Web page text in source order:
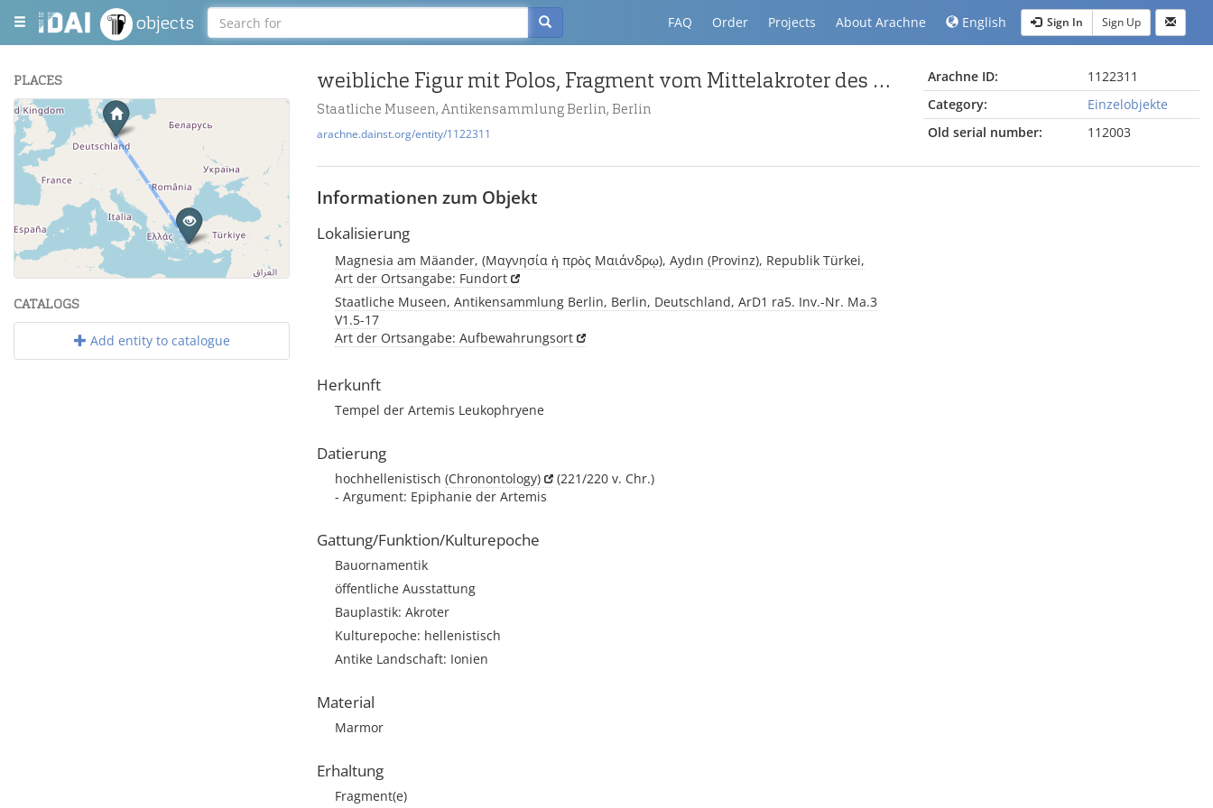
objects FAQ Order Projects About Arachne English Sign In Sign Up
PLACES
+
−
Leaflet | Maps and Data © OpenStreetMap
CATALOGS
Add entity to catalogue
weibliche Figur mit Polos, Fragment vom Mittelakroter des Artemis-Leukophryene-Tempels in Magnesia
Staatliche Museen, Antikensammlung Berlin, Berlin
arachne.dainst.org/entity/1122311
Arachne ID:
1122311
Category:
Einzelobjekte
Old serial number:
112003
Informationen zum Objekt
Lokalisierung
Magnesia am Mäander, (Μαγνησία ἡ πρὸς Μαιάνδρῳ), Aydın (Provinz), Republik Türkei,
Art der Ortsangabe: Fundort
Staatliche Museen, Antikensammlung Berlin, Berlin, Deutschland, ArD1 ra5. Inv.-Nr. Ma.3
V1.5-17
Art der Ortsangabe: Aufbewahrungsort
Herkunft
Tempel der Artemis Leukophryene
Datierung
hochhellenistisch (Chronontology)
(221/220 v. Chr.)
- Argument: Epiphanie der Artemis
Gattung/Funktion/Kulturepoche
Bauornamentik
öffentliche Ausstattung
Bauplastik: Akroter
Kulturepoche: hellenistisch
Antike Landschaft: Ionien
Material
Marmor
Erhaltung
Fragment(e)